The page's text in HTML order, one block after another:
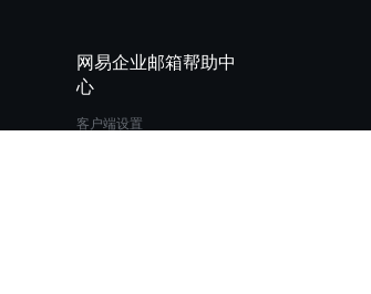
网易企业邮箱帮助中
心
客户端设置